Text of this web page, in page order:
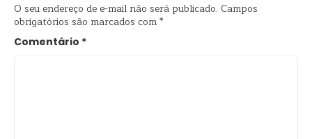
O seu endereço de e-mail não será publicado. Campos
obrigatórios são marcados com*
Comentário *